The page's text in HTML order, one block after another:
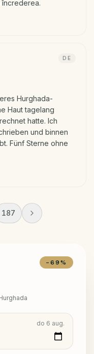
încrederea.
DE
Hurghada-
Haut tagelang
hatte. Ich
und binnen
Fünf Sterne ohne
187
−69%
do 6 aug.